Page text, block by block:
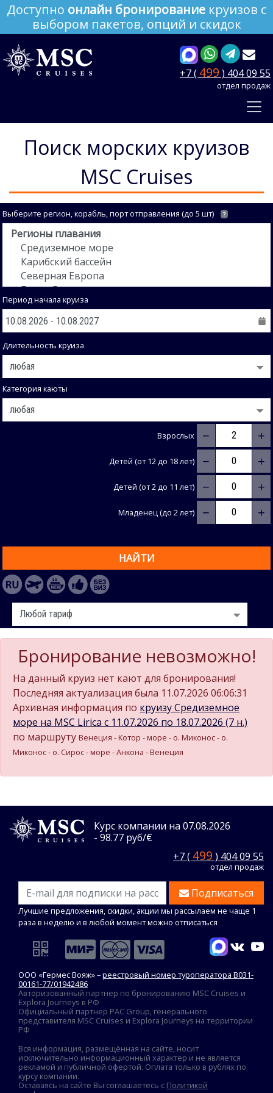
Доступно онлайн бронирование круизов с
выбором пакетов, опций и скидок
+7 ( 499 ) 404 09 55
отдел продаж
Поиск морских круизов
MSC Cruises
Выберите регион, корабль, порт отправления (до 5 шт) ?
Период начала круиза
Длительность круиза
Категория каюты
Взрослых − +
Детей (от 12 до 18 лет) − +
Детей (от 2 до 11 лет) − +
Младенец (до 2 лет) − +
НАЙТИ
Бронирование невозможно!
На данный круиз нет кают для бронирования!
Последняя актуализация была 11.07.2026 06:06:31
Архивная информация по круизу Средиземное
море на MSC Lirica c 11.07.2026 по 18.07.2026 (7 н.)
по маршруту Венеция - Котор - море - о. Миконос - о.
Миконос - о. Сирос - море - Анкона - Венеция
Курс компании на 07.08.2026
- 98.77 руб/€
+7 ( 499 ) 404 09 55
отдел продаж
Подписаться
Лучшие предложения, скидки, акции мы рассылаем не чаще 1
раза в неделю и в любой момент можно отписаться
ООО «Гермес Вояж» –реестровый номер туроператора В031-
00161-77/01942486
Авторизованный партнер по бронированию MSC Cruises и
Explora Journeys в РФ
Официальный партнер PAC Group, генерального
представителя MSC Cruises и Explora Journeys на территории
РФ
Вся информация, размещённая на сайте, носит
исключительно информационный характер и не является
рекламой и публичной офертой. Оплата только в рублях по
курсу компании.
Оставаясь на сайте Вы соглашаетесь с Политикой